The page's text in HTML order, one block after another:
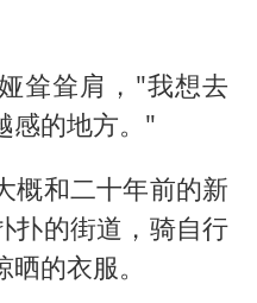
耸耸肩，"我想去
感的地方。"
概和二十年前的新
的街道，骑自行
的衣服。